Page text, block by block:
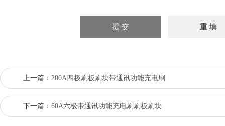
上一篇： 200A四极刷板刷块带通讯功能充电刷
下一篇： 60A六极带通讯功能充电刷刷板刷块